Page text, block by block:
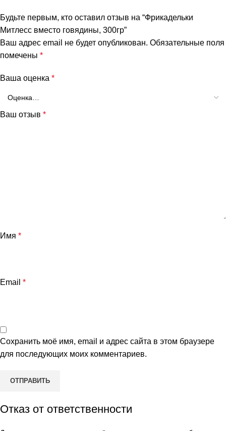
Будьте первым, кто оставил отзыв на “Фрикадельки
Митлесс вместо говядины, 300гр”
Ваш адрес email не будет опубликован. Обязательные поля
помечены *
Ваша оценка *
Ваш отзыв *
Имя *
Email *
Сохранить моё имя, email и адрес сайта в этом браузере
для последующих моих комментариев.
Отказ от ответственности